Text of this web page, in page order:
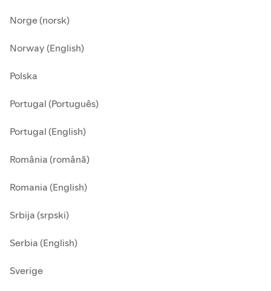
Norge (norsk)
Norway (English)
Polska
Portugal (Português)
Portugal (English)
România (română)
Romania (English)
Srbija (srpski)
Serbia (English)
Sverige